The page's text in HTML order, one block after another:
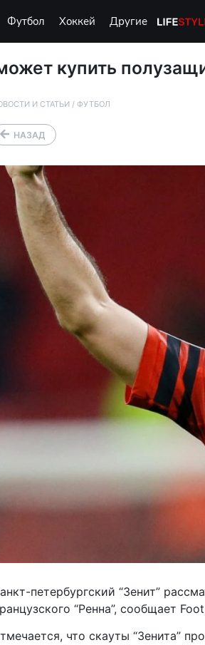
Футбол Хоккей Другие Life Style
купить
И СТАТЬИ / ФУТБОЛ
НАЗАД
петербургский “Зенит”
“Ренна”, сообщает
что скауты “Зенита”